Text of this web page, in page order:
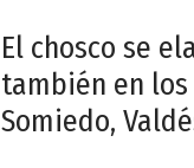
El chosco se
también en los
Somiedo,